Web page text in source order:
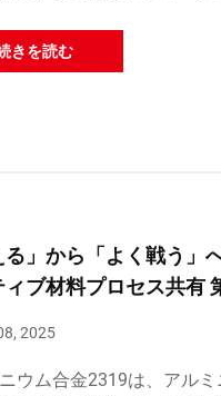
自動車、機械などの分野で
きを読む
る」から「よく戦う」
ィブ材料プロセス共有
2025
ウム合金2319は、アル